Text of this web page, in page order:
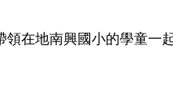
在地南興國小的學童一